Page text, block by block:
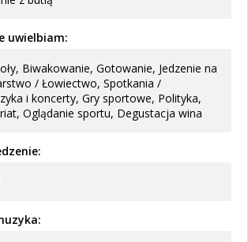
uwielbiam:
Biwakowanie, Gotowanie, Jedzenie na
/ Łowiectwo, Spotkania /
i koncerty, Gry sportowe, Polityka,
Oglądanie sportu, Degustacja wina